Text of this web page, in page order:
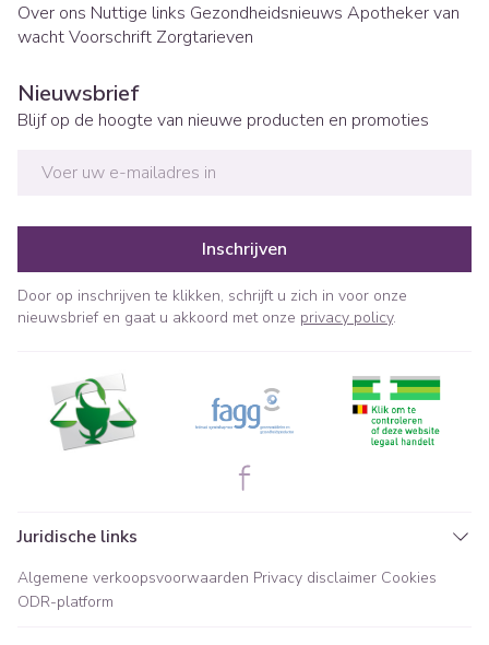
Over ons Nuttige links Gezondheidsnieuws Apotheker van
wachtVoorschrift Zorgtarieven
Nieuwsbrief
Blijf op de hoogte van nieuwe producten en promoties
Inschrijven
Door op inschrijven te klikken, schrijft u zich in voor onze
nieuwsbrief en gaat u akkoord met onze privacy policy.
Juridische links
Algemene verkoopsvoorwaarden Privacy disclaimer Cookies
ODR-platform